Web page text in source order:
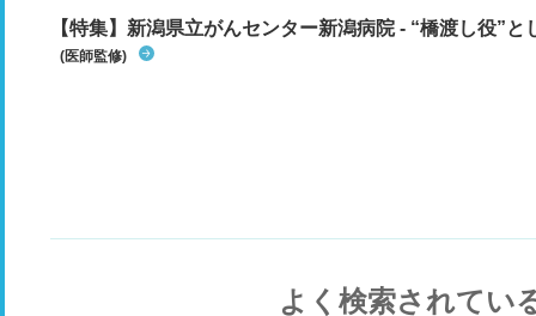
【特集】新潟県立がんセンター新潟病院 - “橋渡し役”
(医師監修)
よく検索されてい